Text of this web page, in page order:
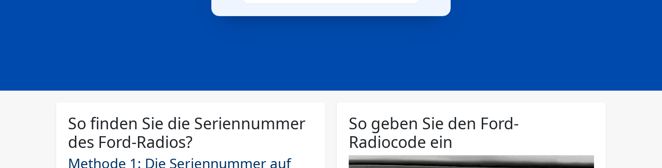
So finden Sie die Seriennummer
des Ford-Radios?
Methode 1: Die Seriennummer auf
So geben Sie den Ford-
Radiocode ein